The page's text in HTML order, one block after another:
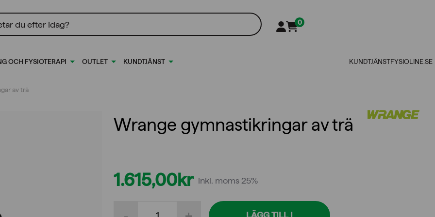
0
OCH FYSIOTERAPI OUTLET KUNDTJÄNST KUNDTJÄNSTFYSIOLINE.SE
av trä
Wrange gymnastikringar av trä
1.615,00kr inkl. moms 25%
gymnastikringar
LÄGG TILL I